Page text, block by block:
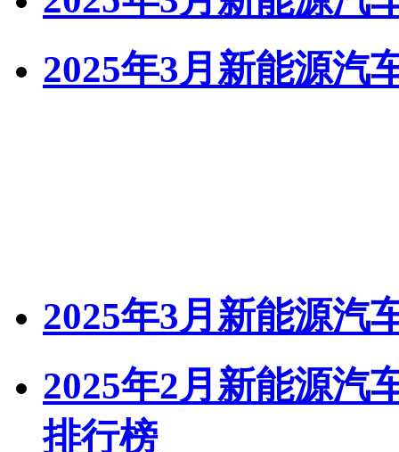
2025年3月新能源汽
2025年3月新能源汽
2025年2月新能源汽
排行榜